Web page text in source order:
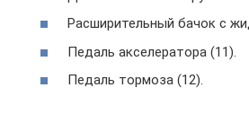
Расширительный бачок с
Педаль акселератора (11).
Педаль тормоза (12).